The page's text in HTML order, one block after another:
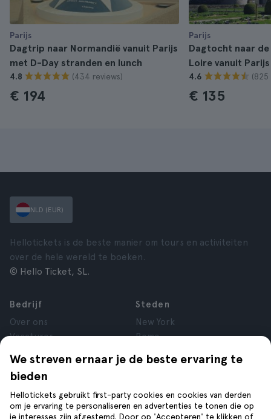
Parijs
Dagtrip naar Normandië vanuit Parijs
met D-Day stranden en lunch
4.8 (434 reviews)
€ 194
Parijs
Dagtocht naar de
Loire vanuit Parijs
4.6 (825
€ 135
We streven ernaar je de beste ervaring te
bieden
Hellotickets gebruikt first-party cookies en cookies van derden
om je ervaring te personaliseren en advertenties te tonen die op
je interesses zijn afgestemd. Door op 'Accepteren' te klikken of
NLD (EUR)
Hellotickets is de beste manier om tours en activiteiten
over de hele wereld te boeken.
© Hello Ticket, SL.
Bedrijf
Over ons
Vacatures
Reviews
Privacy
Voorwaarden
Juridische kennisgeving
Steden
New York
Rome
Londen
Krakau
Tenerife